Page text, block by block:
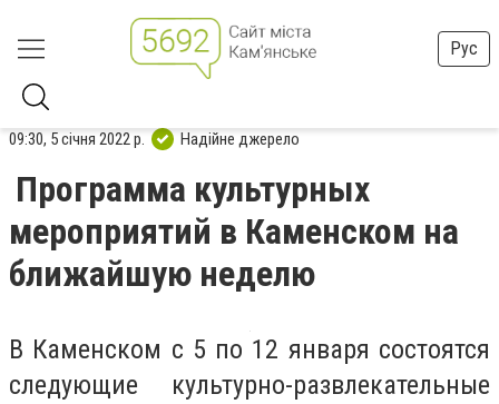
Рус
09:30, 5 січня 2022 р. Надійне джерело
Программа культурных
мероприятий в Каменском на
ближайшую неделю
В Каменском с 5 по 12 января состоятся
следующие культурно-развлекательные